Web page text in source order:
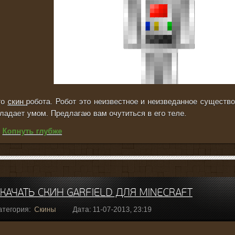
скинробота. Робот это неизвестное и неизведанное
умом. Предлагаю вам очутиться в его теле.
Копнуть глубже
СКИН GARFIELD ДЛЯ MINECRAFT
Скины Дата: 11-07-2013, 23:19